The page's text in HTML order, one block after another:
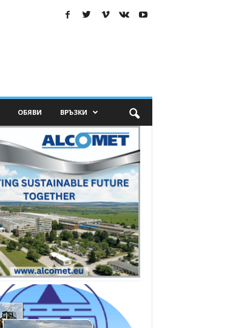
ОБЯВИ ВРЪЗКИ